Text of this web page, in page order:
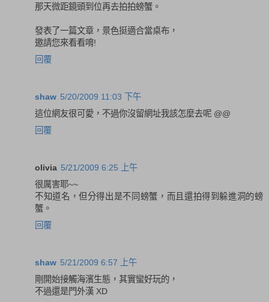
那天微距鏡頭到位再去拍拍螃蟹。
發表了一篇文章，景色挺適合當桌布，
邀請您來看看唷!
回覆
shaw 5/20/2009 11:03 下午
這位網友很可愛，不過你沒留網址我該怎麼去呢 @@
回覆
olivia 5/21/2009 6:25 上午
很厲害耶~~
不知道名，但分得出是不同螃蟹，而且還拍得到躲進洞的螃
蟹。
回覆
shaw 5/21/2009 6:57 上午
剛開始接觸海濱生態，其實蠻好玩的，
不過還是門外漢 XD